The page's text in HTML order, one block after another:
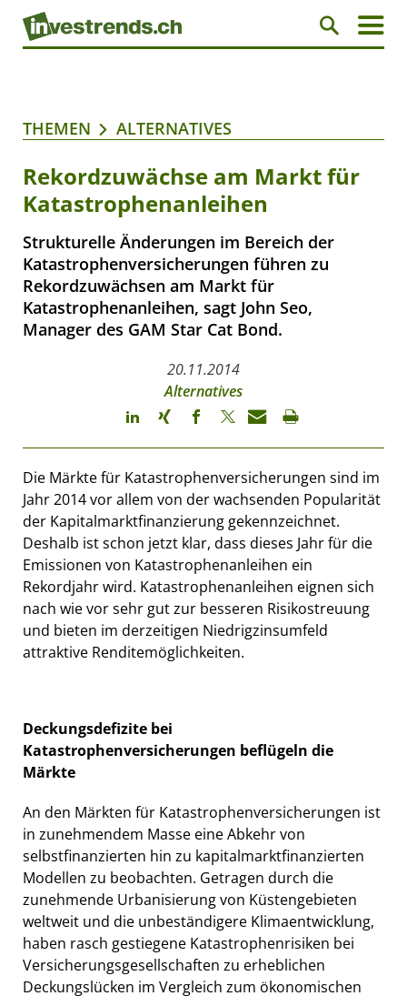
THEMEN ALTERNATIVES
Rekordzuwächse am Markt für
Katastrophenanleihen
Strukturelle Änderungen im Bereich der
Katastrophenversicherungen führen zu
Rekordzuwächsen am Markt für
Katastrophenanleihen, sagt John Seo,
Manager des GAM Star Cat Bond.
20.11.2014
Alternatives
Die Märkte für Katastrophenversicherungen sind im
Jahr 2014 vor allem von der wachsenden Popularität
der Kapitalmarktfinanzierung gekennzeichnet.
Deshalb ist schon jetzt klar, dass dieses Jahr für die
Emissionen von Katastrophenanleihen ein
Rekordjahr wird. Katastrophenanleihen eignen sich
nach wie vor sehr gut zur besseren Risikostreuung
und bieten im derzeitigen Niedrigzinsumfeld
attraktive Renditemöglichkeiten.
Deckungsdefizite bei
Katastrophenversicherungen beflügeln die
Märkte
An den Märkten für Katastrophenversicherungen ist
in zunehmendem Masse eine Abkehr von
selbstfinanzierten hin zu kapitalmarktfinanzierten
Modellen zu beobachten. Getragen durch die
zunehmende Urbanisierung von Küstengebieten
weltweit und die unbeständigere Klimaentwicklung,
haben rasch gestiegene Katastrophenrisiken bei
Versicherungsgesellschaften zu erheblichen
Deckungslücken im Vergleich zum ökonomischen